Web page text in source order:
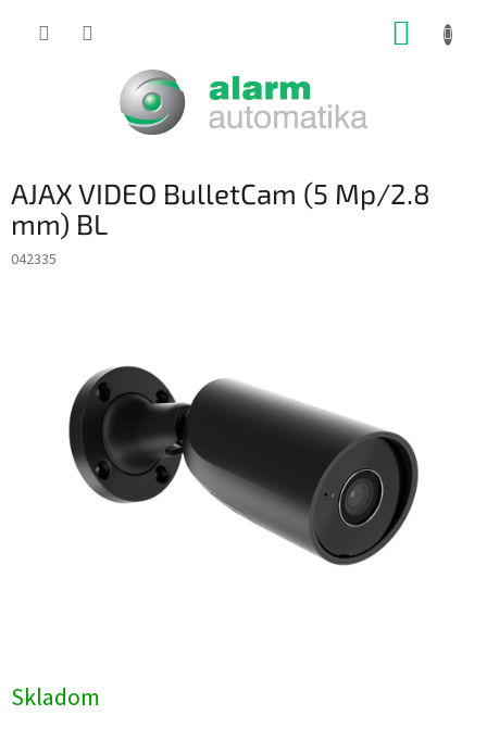
AJAX VIDEO BulletCam (5 Mp/2.8
mm) BL
042335
Skladom